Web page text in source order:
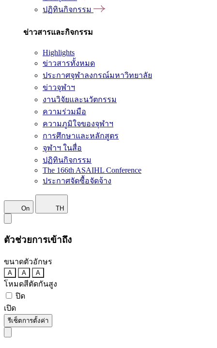
ปฏิทินกิจกรรม
ข่าวสารและกิจกรรม
Highlights
ข่าวสารทั้งหมด
ประกาศจุฬาลงกรณ์มหาวิทยาลัย
ข่าวจุฬาฯ
งานวิจัยและนวัตกรรม
ความร่วมมือ
ความภูมิใจของจุฬาฯ
การศึกษาและหลักสูตร
จุฬาฯ ในสื่อ
ปฏิทินกิจกรรม
The 166th ASAIHL Conference
ประกาศจัดซื้อจัดจ้าง
On TH
ตัวช่วยการเข้าถึง
ขนาดตัวอักษร
A A A
โหมดสีตัดกันสูง
ปิด
เปิด
รีเซ็ตการตั้งค่า